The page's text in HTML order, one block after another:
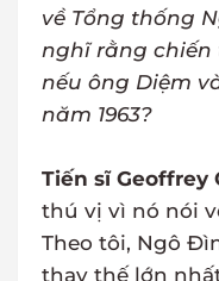
về Tổng thống
nghĩ rằng chiến
nếu ông Diệm
năm 1963?
Tiến sĩ Geoffrey
thú vị vì nó nói
Theo tôi, Ngô
thay thế lớn